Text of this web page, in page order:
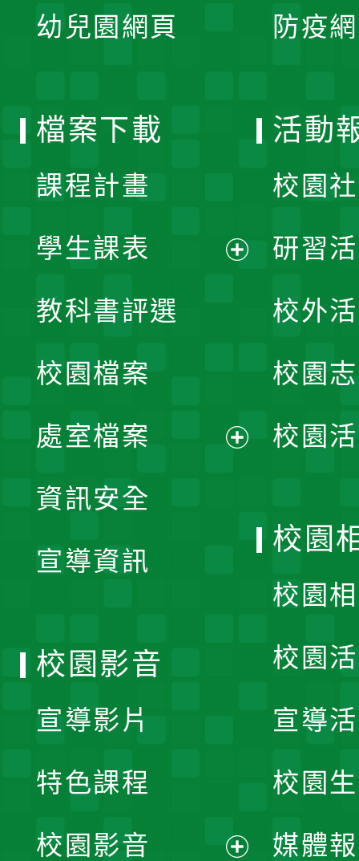
幼兒園網頁 防疫
檔案下載
課程計畫
學生課表
單
教科書評選
校園檔案
處室檔案
資訊安全
宣導資訊
活動
校園
研習
校外
校園
校園
校園
校園
校園
宣導
校園
媒體
校園影音
宣導影片
特色課程
校園影音